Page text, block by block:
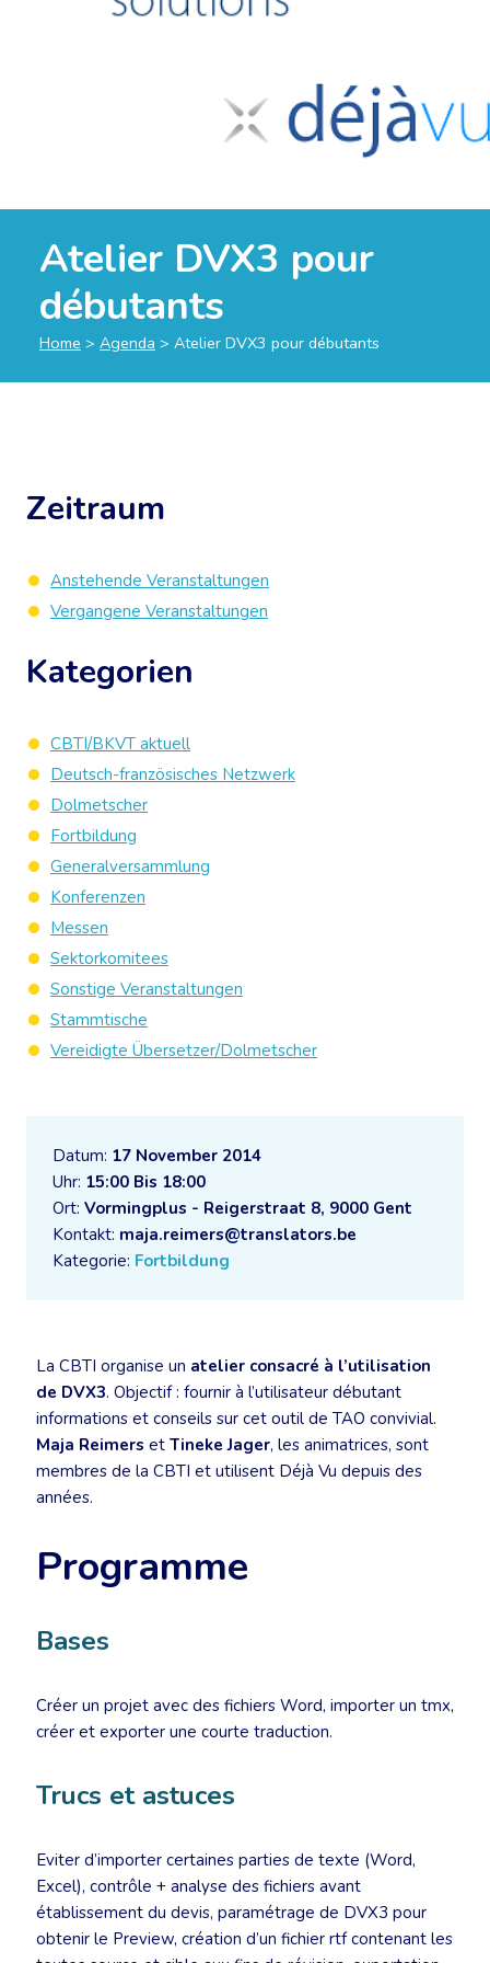
Atelier DVX3 pour
débutants
Home > Agenda > Atelier DVX3 pour débutants
Datum: 17 November 2014
Uhr: 15:00 Bis 18:00
Ort: Vormingplus - Reigerstraat 8, 9000 Gent
Kontakt: maja.reimers@translators.be
Kategorie: Fortbildung
La CBTI organise un atelier consacré à l’utilisation
de DVX3. Objectif : fournir à l’utilisateur débutant
informations et conseils sur cet outil de TAO convivial.
Maja Reimers et Tineke Jager, les animatrices, sont
membres de la CBTI et utilisent Déjà Vu depuis des
années.
Programme
Bases
Créer un projet avec des fichiers Word, importer un tmx,
créer et exporter une courte traduction.
Trucs et astuces
Eviter d’importer certaines parties de texte (Word,
Excel), contrôle + analyse des fichiers avant
établissement du devis, paramétrage de DVX3 pour
obtenir le Preview, création d’un fichier rtf contenant les
Zeitraum
Anstehende Veranstaltungen
Vergangene Veranstaltungen
Kategorien
CBTI/BKVT aktuell
Deutsch-französisches Netzwerk
Dolmetscher
Fortbildung
Generalversammlung
Konferenzen
Messen
Sektorkomitees
Sonstige Veranstaltungen
Stammtische
Vereidigte Übersetzer/Dolmetscher